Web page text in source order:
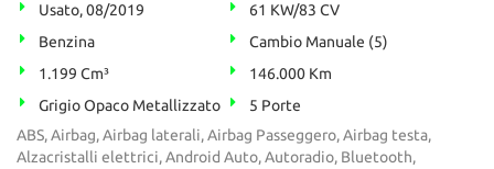
Usato, 08/2019
61 KW/83 CV
Benzina
Cambio Manuale (5)
1.199 Cm³
146.000 Km
Grigio Opaco Metallizzato
5 Porte
ABS, Airbag, Airbag laterali, Airbag Passeggero, Airbag testa,
Alzacristalli elettrici, Android Auto, Autoradio, Bluetooth,